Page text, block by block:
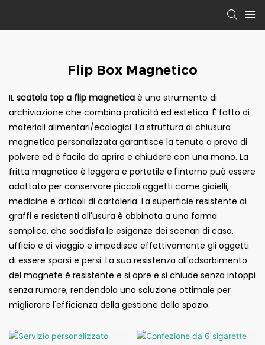
Flip Box Magnetico
IL scatola top a flip magnetica è uno strumento di
archiviazione che combina praticità ed estetica. È fatto di
materiali alimentari/ecologici. La struttura di chiusura
magnetica personalizzata garantisce la tenuta a prova di
polvere ed è facile da aprire e chiudere con una mano. La
fritta magnetica è leggera e portatile e l'interno può essere
adattato per conservare piccoli oggetti come gioielli,
medicine e articoli di cartoleria. La superficie resistente ai
graffi e resistenti all'usura è abbinata a una forma
semplice, che soddisfa le esigenze dei scenari di casa,
ufficio e di viaggio e impedisce effettivamente gli oggetti
di essere sparsi e persi. La sua resistenza all'adsorbimento
del magnete è resistente e si apre e si chiude senza intoppi
senza rumore, rendendola una soluzione ottimale per
migliorare l'efficienza della gestione dello spazio.